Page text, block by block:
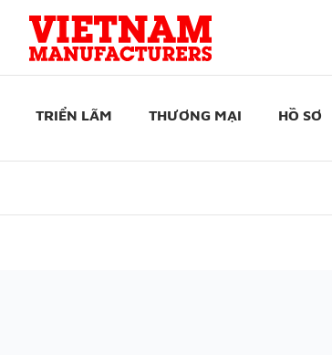
TRIỂN LÃM THƯƠNG MẠI HỒ SƠ